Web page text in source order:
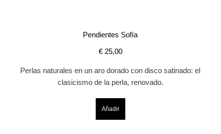
Pendientes Sofía
€25,00
Perlas naturales en un aro dorado con disco satinado: el
clasicismo de la perla, renovado.
Añadir